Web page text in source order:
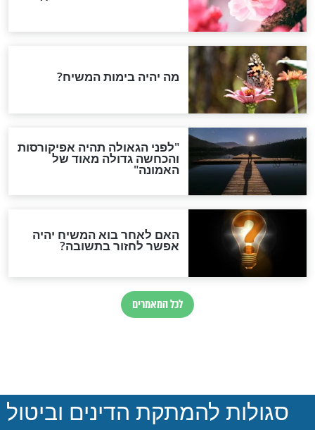
- בתי משפט
הקידוש
חדשות יהדות
הותר לפרסום: לוחמי מילואים
נהרגו בדרום לבנון
ההסכם החשאי של טראמפ
ואיראן: בלי שקיפות ועם הרבה
סימני שאלה
המסמך האבוד שנחשף
במרתפי מוסקבה: כתב היד
הנדיר של הרשב"ם התגלה